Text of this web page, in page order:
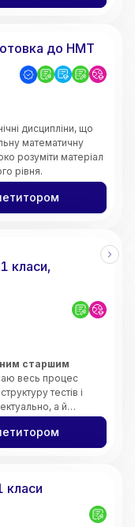
до НМТ
дисципліни, що
математичну
розуміти матеріал
рівня.
тем
до навчання
класи,
старшим
весь процес
тестів і
а й
учнів. Моє головне
та страшне в
для вашої
(до
класи